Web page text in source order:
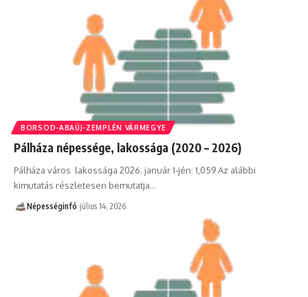
BORSOD-ABAÚJ-ZEMPLÉN VÁRMEGYE
Pálháza népessége, lakossága (2020 – 2026)
Pálháza város lakossága 2026. január 1-jén: 1,059 Az alábbi
kimutatás részletesen bemutatja…
Népességinfó július 14, 2026